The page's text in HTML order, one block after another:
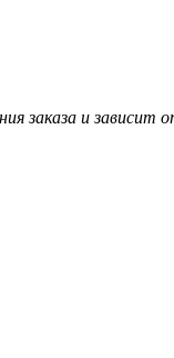
заказа и зависит